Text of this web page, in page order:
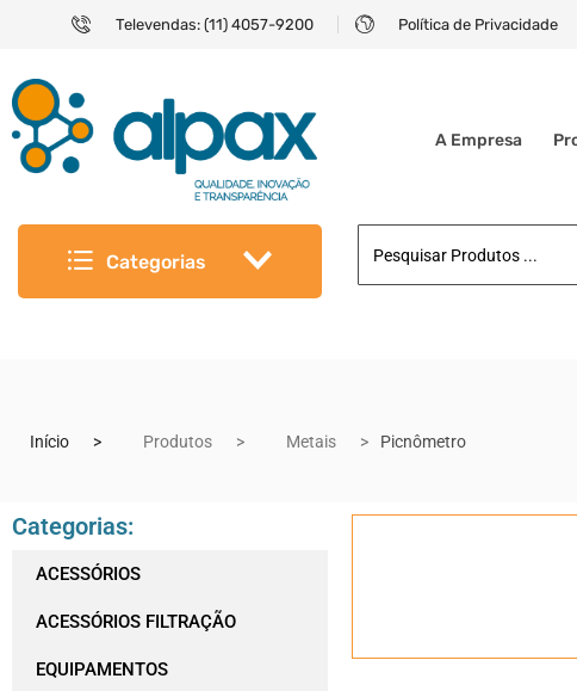
Televendas: (11) 4057-9200 Política de Privacidade
A Empresa
Categorias
Início Produtos Metais Picnômetro
Categorias:
ACESSÓRIOS
ACESSÓRIOS FILTRAÇÃO
EQUIPAMENTOS